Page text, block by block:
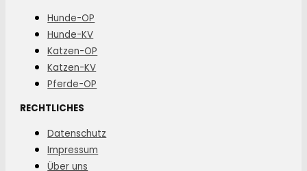
Hunde-OP
Hunde-KV
Katzen-OP
Katzen-KV
Pferde-OP
RECHTLICHES
Datenschutz
Impressum
Über uns